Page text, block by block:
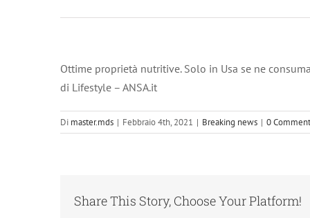
Ottime proprietà nutritive. Solo in Usa se ne
di Lifestyle – ANSA.it
Di master.mds | Febbraio 4th, 2021 | Breaking news | 0
Share This Story, Choose Your Platform!